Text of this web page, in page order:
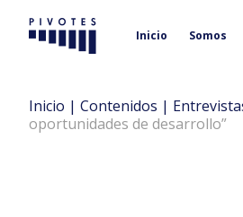
Pivotes Inicio Somos
Inicio | Contenidos |
oportunidades de desarrollo”